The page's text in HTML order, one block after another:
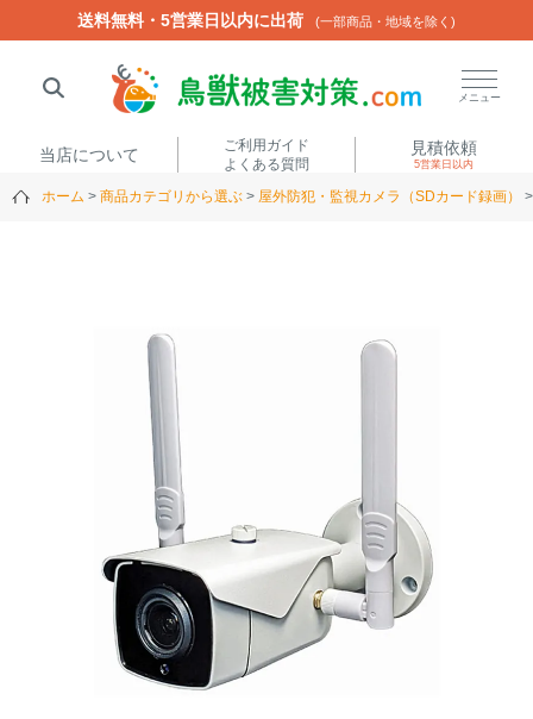
送料無料・5営業日以内に出荷 (一部商品・地域を除く)
メニュー
当店について
ご利用ガイド
よくある質問
見積依頼
5営業日以内
ホーム 商品カテゴリから選ぶ 屋外防犯・監視カメラ（SDカード録画）
送料無料・5営業日以内に出荷 (一部商品・地域を除く)
閉じる
アニマルセンサー
商品カテゴリから選ぶ
トレイルカメラ
サーカメラ）
屋外防犯・監視カメ
（SDカード録画）
（アライグマ・ハ
クビシン・ネズミ等）
防獣・防鳥ネット
くくり罠